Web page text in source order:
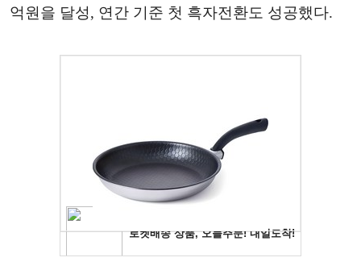
억원을 달성, 연간 기준 첫 흑자전환도 성공했다.